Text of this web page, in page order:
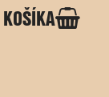
KOŠÍKA